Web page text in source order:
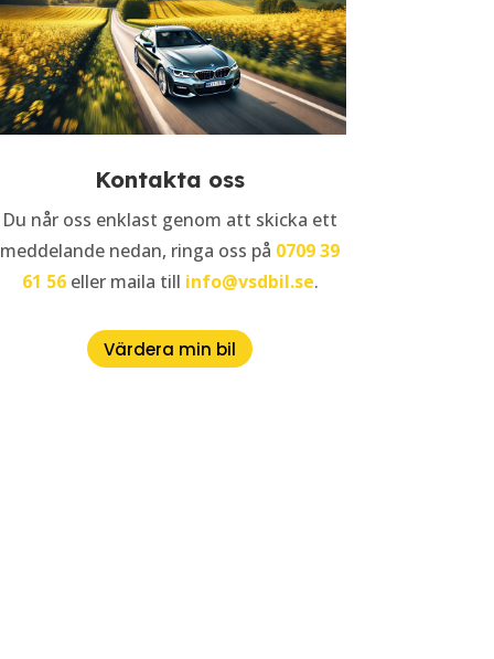
Kontakta oss
Du når oss enklast genom att skicka ett
meddelande nedan, ringa oss på 0709 39
61 56 eller maila till info@vsdbil.se.
Värdera min bil